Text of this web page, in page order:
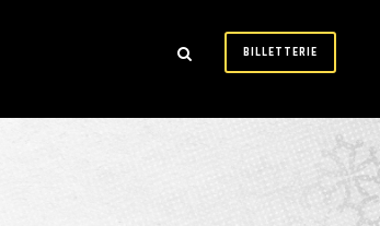
BILLETTERIE